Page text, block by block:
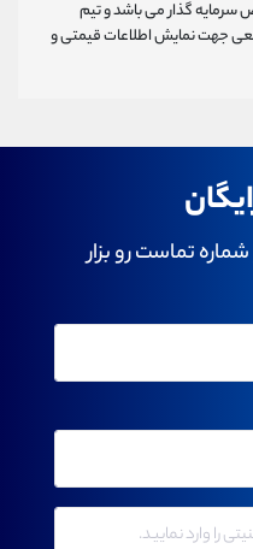
سرمایه گذار می باشد و تیم
جهت نمایش اطلاعات قیمتی و
تماست رو بزار